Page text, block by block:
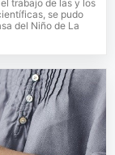
trabajo de las y los
se pudo
del Niño de La